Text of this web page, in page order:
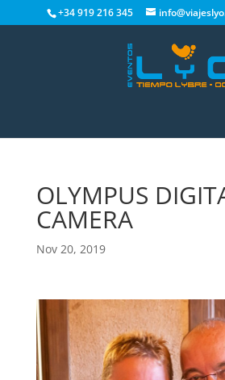
+34 919 216 345
OLYMPUS
CAMERA
Nov 20, 2019